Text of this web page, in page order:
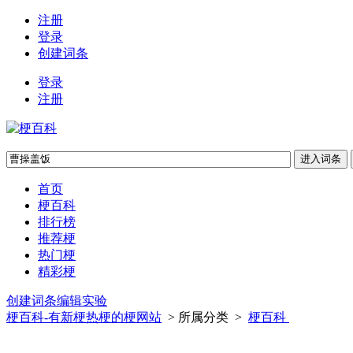
注册
登录
创建词条
登录
注册
首页
梗百科
排行榜
推荐梗
热门梗
精彩梗
创建词条编辑实验
梗百科-有新梗热梗的梗网站 > 所属分类 > 梗百科